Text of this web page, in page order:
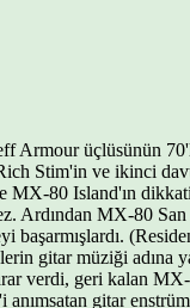
Armour üçlüsünün
Stim'in ve ikinci
80 Island'ın
Ardından MX-80 San
gitar müziği adına
verdi, geri kalan
gitar